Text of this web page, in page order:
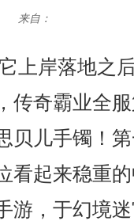
来自：
上岸落地之
传奇霸业全
贝儿手镯！
看起来稳重
游，于幻境